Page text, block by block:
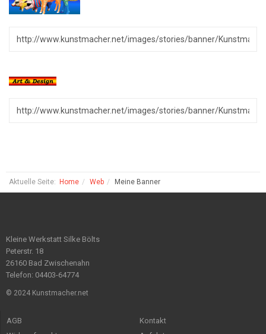
Aktuelle Seite: Home Web Meine Banner
Kleine Werkstatt Silke Bölts
Peterstr. 18
26160 Bad Zwischenahn
Telefon: 04403-64774
© 2024 Kunstmacher.net
AGB
Kontakt